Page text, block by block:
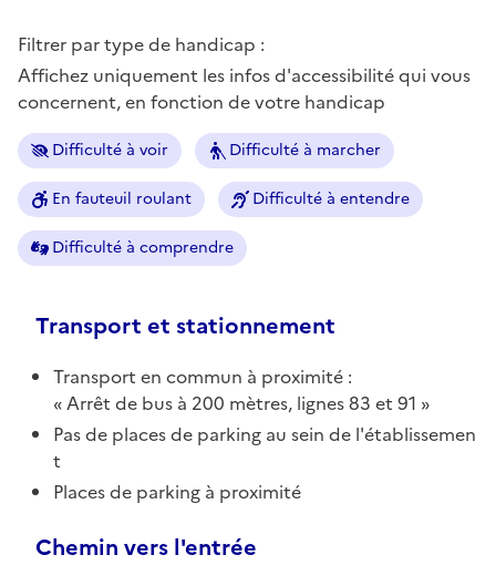
Filtrer par type de handicap :
Affichez uniquement les infos d'accessibilité qui vous
concernent, en fonction de votre handicap
Difficulté à voir Difficulté à marcher
En fauteuil roulant Difficulté à entendre
Difficulté à comprendre
Transport et stationnement
Transport en commun à proximité :
Arrêt de bus à 200 mètres, lignes 83 et 91
Pas de places de parking au sein de l'établissemen
t
Places de parking à proximité
Chemin vers l'entrée